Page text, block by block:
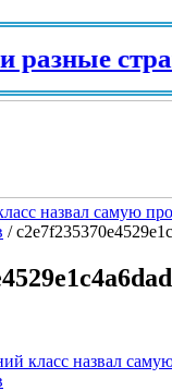
назвал самую
/
класс назвал